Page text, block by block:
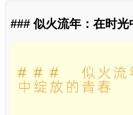
### 似火流年：在时